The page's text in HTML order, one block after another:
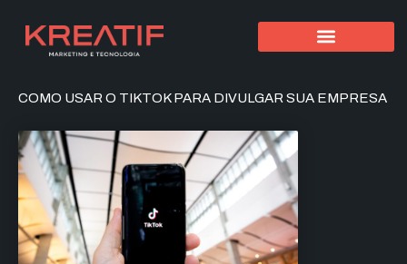
COMO USAR O TIKTOK PARA DIVULGAR SUA EMPRESA